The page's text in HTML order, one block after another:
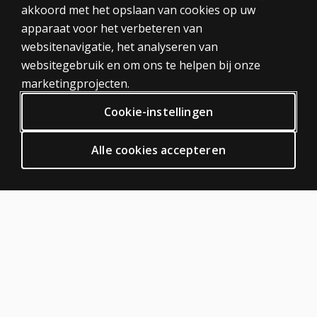
Tests
Trainingen
Digitaal
PRIVACY BELEID
Privacy
Algemene Verordening Gegevensbescherming (AVG)
ODR
akkoord met het opslaan van cookies op uw
apparaat voor het verbeteren van
websitenavigatie, het analyseren van
websitegebruik en om ons te helpen bij onze
marketingprojecten.
Cookie-instellingen
Alle cookies accepteren